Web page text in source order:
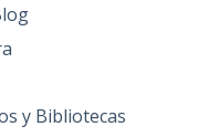
y Bibliotecas